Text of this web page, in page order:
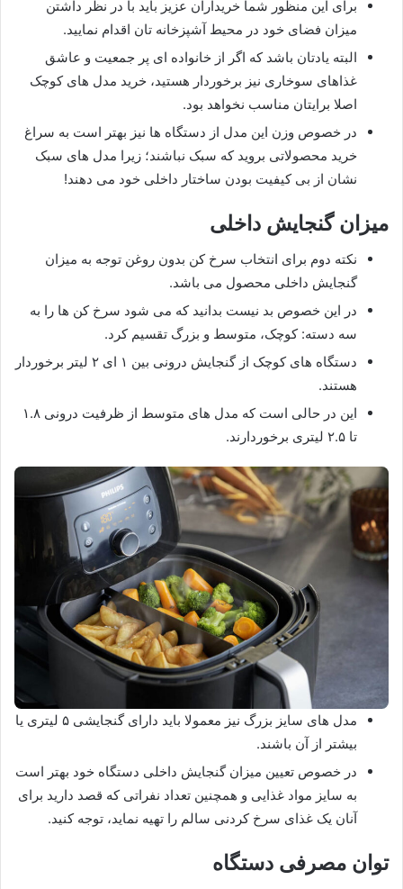
برای این منظور شما خریداران عزیز باید با در نظر داشتن
میزان فضای خود در محیط آشپزخانه تان اقدام نمایید.
البته یادتان باشد که اگر از خانواده ای پر جمعیت و عاشق
غذاهای سوخاری نیز برخوردار هستید، خرید مدل های کوچک
اصلا برایتان مناسب نخواهد بود.
در خصوص وزن این مدل از دستگاه ها نیز بهتر است به سراغ
خرید محصولاتی بروید که سبک نباشند؛ زیرا مدل های سبک
نشان از بی کیفیت بودن ساختار داخلی خود می دهند!
میزان گنجایش داخلی
نکته دوم برای انتخاب سرخ کن بدون روغن توجه به میزان
گنجایش داخلی محصول می باشد.
در این خصوص بد نیست بدانید که می شود سرخ کن ها را به
سه دسته: کوچک، متوسط و بزرگ تقسیم کرد.
دستگاه های کوچک از گنجایش درونی بین ۱ ای ۲ لیتر برخوردار
هستند.
این در حالی است که مدل های متوسط از ظرفیت درونی ۱.۸
تا ۲.۵ لیتری برخوردارند.
مدل های سایز بزرگ نیز معمولا باید دارای گنجایشی ۵ لیتری یا
بیشتر از آن باشند.
در خصوص تعیین میزان گنجایش داخلی دستگاه خود بهتر است
به سایز مواد غذایی و همچنین تعداد نفراتی که قصد دارید برای
آنان یک غذای سرخ کردنی سالم را تهیه نماید، توجه کنید.
توان مصرفی دستگاه